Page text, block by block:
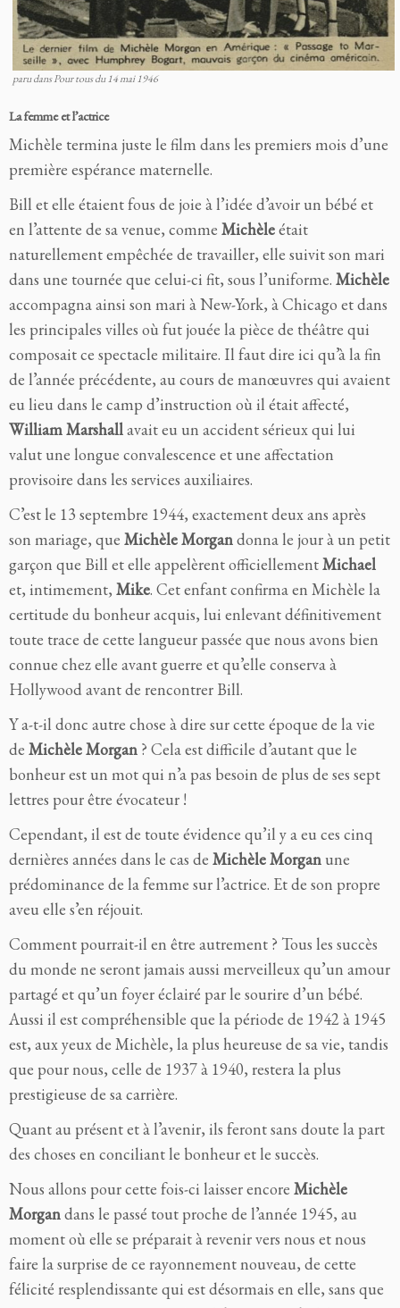
paru dans Pour tous du 14 mai 1946
La femme et l’actrice
Michèle termina juste le film dans les premiers mois d’une
première espérance maternelle.
Bill et elle étaient fous de joie à l’idée d’avoir un bébé et
en l’attente de sa venue, comme Michèleétait
naturellement empêchée de travailler, elle suivit son mari
dans une tournée que celui-ci fit, sous l’uniforme. Michèle
accompagna ainsi son mari à New-York, à Chicago et dans
les principales villes où fut jouée la pièce de théâtre qui
composait ce spectacle militaire. Il faut dire ici qu’à la fin
de l’année précédente, au cours de manœuvres qui avaient
eu lieu dans le camp d’instruction où il était affecté,
William Marshallavait eu un accident sérieux qui lui
valut une longue convalescence et une affectation
provisoire dans les services auxiliaires.
C’est le 13 septembre 1944, exactement deux ans après
son mariage, que Michèle Morgandonna le jour à un petit
garçon que Bill et elle appelèrent officiellementMichael
et, intimement, Mike. Cet enfant confirma en Michèle la
certitude du bonheur acquis, lui enlevant définitivement
toute trace de cette langueur passée que nous avons bien
connue chez elle avant guerre et qu’elle conserva à
Hollywood avant de rencontrer Bill.
Y a-t-il donc autre chose à dire sur cette époque de la vie
de Michèle Morgan ? Cela est difficile d’autant que le
bonheur est un mot qui n’a pas besoin de plus de ses sept
lettres pour être évocateur !
Cependant, il est de toute évidence qu’il y a eu ces cinq
dernières années dans le cas de Michèle Morganune
prédominance de la femme sur l’actrice. Et de son propre
aveu elle s’en réjouit.
Comment pourrait-il en être autrement ? Tous les succès
du monde ne seront jamais aussi merveilleux qu’un amour
partagé et qu’un foyer éclairé par le sourire d’un bébé.
Aussi il est compréhensible que la période de 1942 à 1945
est, aux yeux de Michèle, la plus heureuse de sa vie, tandis
que pour nous, celle de 1937 à 1940, restera la plus
prestigieuse de sa carrière.
Quant au présent et à l’avenir, ils feront sans doute la part
des choses en conciliant le bonheur et le succès.
Nous allons pour cette fois-ci laisser encore Michèle
Morgandans le passé tout proche de l’année 1945, au
moment où elle se préparait à revenir vers nous et nous
faire la surprise de ce rayonnement nouveau, de cette
félicité resplendissante qui est désormais en elle, sans que